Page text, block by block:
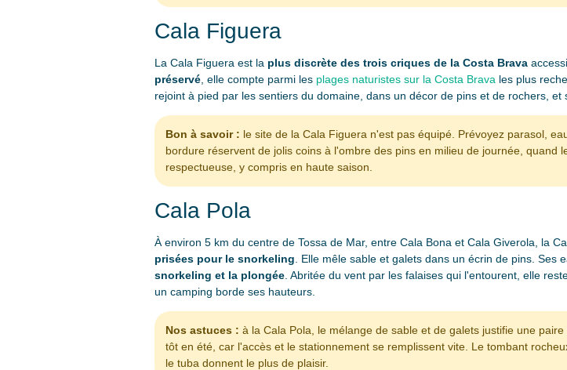
Cala Figuera
La Cala Figuera est la plus discrète des trois criques de la Costa Brava
préservé, elle compte parmi les plages naturistes sur la Costa Brava les plus
rejoint à pied par les sentiers du domaine, dans un décor de pins et de rochers,
Bon à savoir : le site de la Cala Figuera n'est pas équipé. Prévoyez parasol,
bordure réservent de jolis coins à l'ombre des pins en milieu de journée,
respectueuse, y compris en haute saison.
Cala Pola
À environ 5 km du centre de Tossa de Mar, entre Cala Bona et Cala Giverola, la
prisées pour le snorkeling . Elle mêle sable et galets dans un écrin de pins.
snorkeling et la plongée. Abritée du vent par les falaises qui l'entourent, elle
un camping borde ses hauteurs.
Nos astuces : à la Cala Pola, le mélange de sable et de galets justifie une
tôt en été, car l'accès et le stationnement se remplissent vite. Le tombant
le tuba donnent le plus de plaisir.